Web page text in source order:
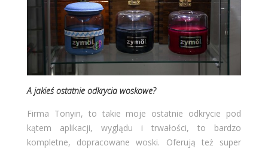
A jakieś ostatnie odkrycia woskowe?
Firma Tonyin, to takie moje ostatnie odkrycie pod
kątem aplikacji, wyglądu i trwałości, to bardzo
kompletne, dopracowane woski. Oferują też super